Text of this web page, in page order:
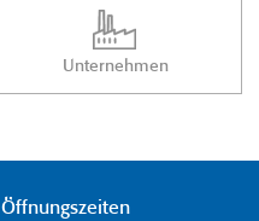
Unternehmen
Öffnungszeiten